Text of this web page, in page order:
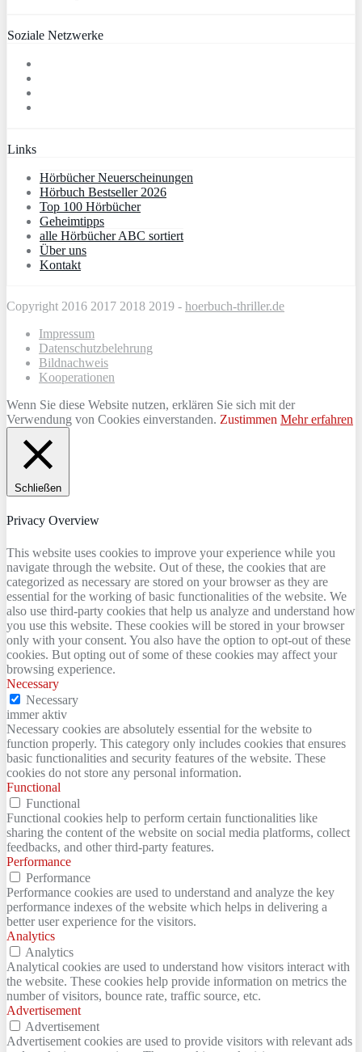
Soziale Netzwerke
Links
Hörbücher Neuerscheinungen
Hörbuch Bestseller 2026
Top 100 Hörbücher
Geheimtipps
alle Hörbücher ABC sortiert
Über uns
Kontakt
Copyright 2016 2017 2018 2019 - hoerbuch-thriller.de
Impressum
Datenschutzbelehrung
Bildnachweis
Kooperationen
Wenn Sie diese Website nutzen, erklären Sie sich mit der
Verwendung von Cookies einverstanden. Zustimmen Mehr erfahren
Schließen
Privacy Overview
This website uses cookies to improve your experience while you
navigate through the website. Out of these, the cookies that are
categorized as necessary are stored on your browser as they are
essential for the working of basic functionalities of the website. We
also use third-party cookies that help us analyze and understand how
you use this website. These cookies will be stored in your browser
only with your consent. You also have the option to opt-out of these
cookies. But opting out of some of these cookies may affect your
browsing experience.
Necessary
Necessary
immer aktiv
Necessary cookies are absolutely essential for the website to
function properly. This category only includes cookies that ensures
basic functionalities and security features of the website. These
cookies do not store any personal information.
Functional
Functional
Functional cookies help to perform certain functionalities like
sharing the content of the website on social media platforms, collect
feedbacks, and other third-party features.
Performance
Performance
Performance cookies are used to understand and analyze the key
performance indexes of the website which helps in delivering a
better user experience for the visitors.
Analytics
Analytics
Analytical cookies are used to understand how visitors interact with
the website. These cookies help provide information on metrics the
number of visitors, bounce rate, traffic source, etc.
Advertisement
Advertisement
Advertisement cookies are used to provide visitors with relevant ads